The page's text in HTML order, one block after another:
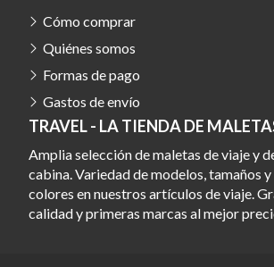
TRAVEL - LA TIENDA DE
Amplia selección de maletas de viaje y
cabina. Variedad de modelos, tamaños y
colores en nuestros artículos de viaje.
calidad y primeras marcas al mejor
Cómo comprar
Quiénes somos
Formas de pago
Gastos de envío